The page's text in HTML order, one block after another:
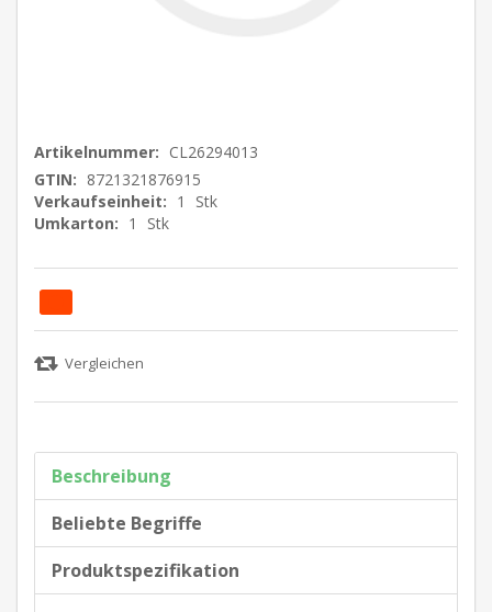
Artikelnummer: CL26294013
GTIN: 8721321876915
Verkaufseinheit: 1
Stk
Umkarton: 1 Stk
Beschreibung
Beliebte Begriffe
Produktspezifikation